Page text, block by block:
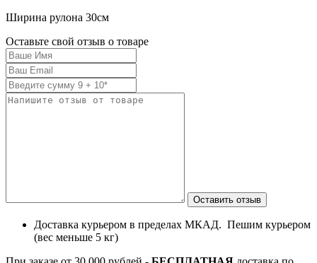
Ширина рулона 30см
Оставьте свой отзыв о товаре
Доставка курьером в пределах МКАД. Пешим курьером
(вес меньше 5 кг)